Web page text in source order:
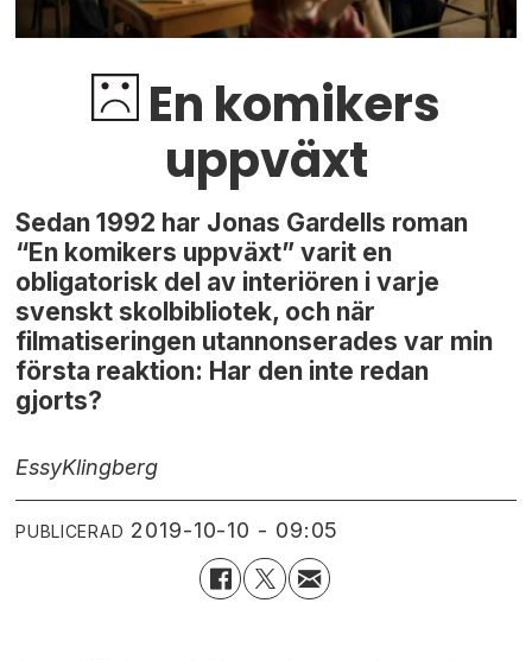
En komikers
uppväxt
Sedan 1992 har Jonas Gardells roman
“En komikers uppväxt” varit en
obligatorisk del av interiören i varje
svenskt skolbibliotek, och när
filmatiseringen utannonserades var min
första reaktion: Har den inte redan
gjorts?
EssyKlingberg
PUBLICERAD 2019-10-10 - 09:05